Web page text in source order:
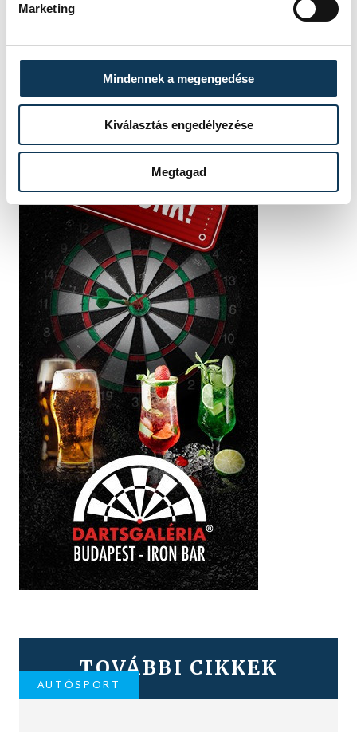
Marketing
Mindennek a megengedése
Kiválasztás engedélyezése
Megtagad
TOVÁBBI CIKKEK
AUTÓSPORT